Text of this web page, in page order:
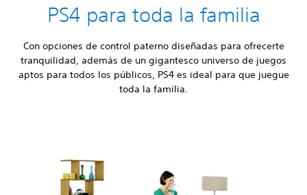
PS4 para toda la familia
Con opciones de control paterno diseñadas para ofrecerte
tranquilidad, además de un gigantesco universo de juegos
aptos para todos los públicos, PS4 es ideal para que juegue
toda la familia.